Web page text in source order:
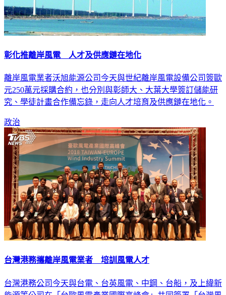
彰化推離岸風電 人才及供應鏈在地化
離岸風電業者沃旭能源公司今天與世紀離岸風電設備公司簽歐
元250萬元採購合約，也分別與彰師大、大葉大學簽訂儲能研
究、學徒計畫合作備忘錄，走向人才培育及供應鏈在地化。
政治
台灣港務攜離岸風電業者 培訓風電人才
台灣港務公司今天與台電、台英風電、中鋼、台船，及上緯新